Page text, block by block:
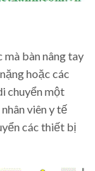
bàn nâng tay
hoặc các
chuyển một
viên y tế
các thiết bị